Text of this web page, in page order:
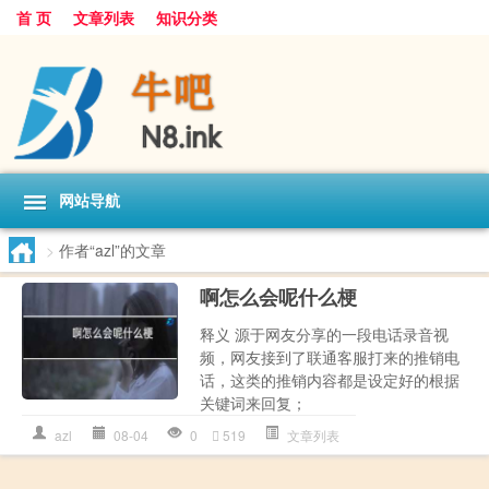
首 页 文章列表 知识分类
网站导航
> 作者“azl”的文章
啊怎么会呢什么梗
释义 源于网友分享的一段电话录音视
频，网友接到了联通客服打来的推销电
话，这类的推销内容都是设定好的根据
关键词来回复；
azl 08-04 0 519 文章列表